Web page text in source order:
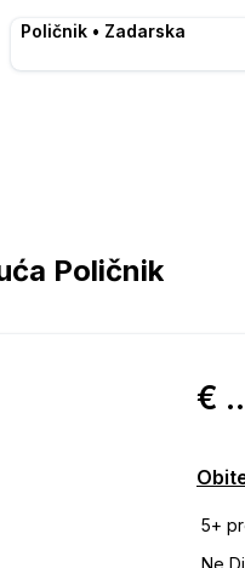
Poličnik • Zadarska
Poličnik
€